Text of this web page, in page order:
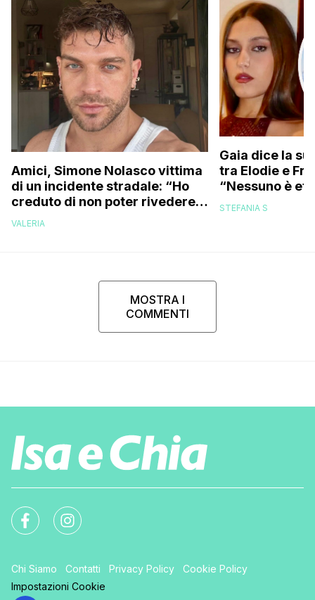
Amici, Simone Nolasco vittima
di un incidente stradale: “Ho
creduto di non poter rivedere
più la mia famiglia”
VALERIA
Gaia dice la
tra Elodie e
“Nessuno è
trovo folle
STEFANIA S
MOSTRA I
COMMENTI
Chi Siamo Contatti Privacy Policy
Cookie Policy
Impostazioni Cookie